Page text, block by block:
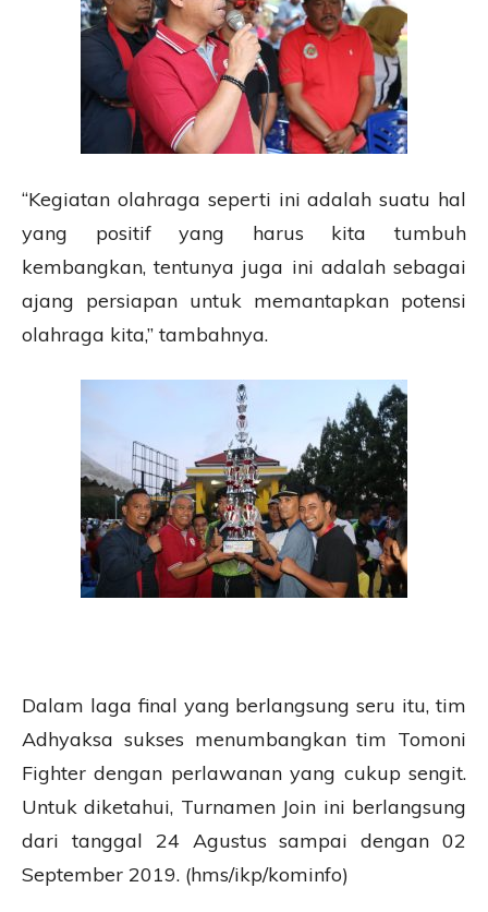
“Kegiatan olahraga seperti ini adalah suatu hal
yang positif yang harus kita tumbuh
kembangkan, tentunya juga ini adalah sebagai
ajang persiapan untuk memantapkan potensi
olahraga kita,” tambahnya.
Dalam laga final yang berlangsung seru itu, tim
Adhyaksa sukses menumbangkan tim Tomoni
Fighter dengan perlawanan yang cukup sengit.
Untuk diketahui, Turnamen Join ini berlangsung
dari tanggal 24 Agustus sampai dengan 02
September 2019. (hms/ikp/kominfo)